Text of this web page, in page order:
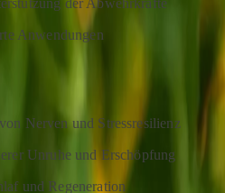
Anwendungen
Nerven und Stressresilienz
Unruhe und Erschöpfung
und Regeneration